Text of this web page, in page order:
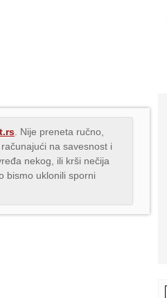
. Nije preneta ručno,
na savesnost i
nekog, ili krši nečija
bismo uklonili sporni